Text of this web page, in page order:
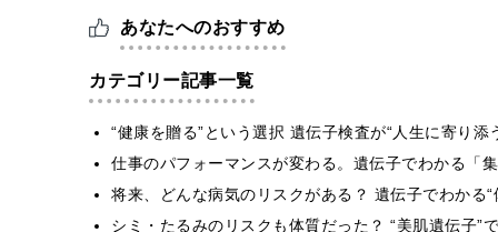
あなたへのおすすめ
カテゴリー記事一覧
“健康を贈る”という選択 遺伝子検査が“人生に寄り添
仕事のパフォーマンスが変わる。遺伝子でわかる「
将来、どんな病気のリスクがある？ 遺伝子でわかる
シミ・たるみのリスクも体質だった？ “美肌遺伝子”